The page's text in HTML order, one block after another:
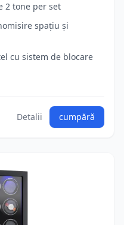
2 tone per set
spațiu și
cu sistem de blocare
Detalii cumpără